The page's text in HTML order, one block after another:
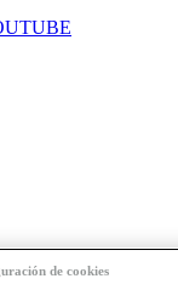
de cookies